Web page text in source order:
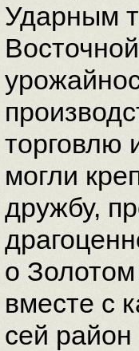
Ударным
торговлю
могли
дружбу,
о Золотом
вместе с
сей